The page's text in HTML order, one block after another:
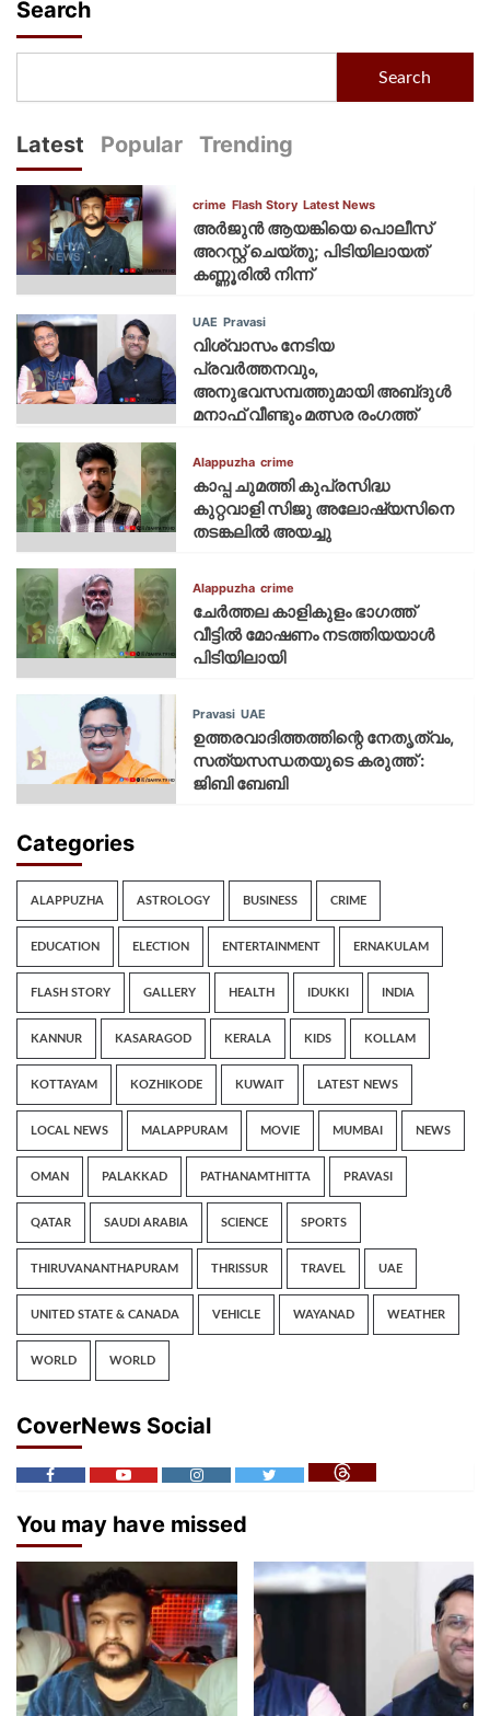
Search
Search
Latest Popular Trending
crime Flash Story Latest News
അർജുൻ ആയങ്കിയെ പൊലീസ്
അറസ്റ്റ് ചെയ്‌തു; പിടിയിലായത്
കണ്ണൂരിൽ നിന്ന്
UAE Pravasi
വിശ്വാസം നേടിയ
പ്രവർത്തനവും,
അനുഭവസമ്പത്തുമായി അബ്‌ദുൾ
മനാഫ് വീണ്ടും മത്സര രംഗത്ത്
Alappuzha crime
കാപ്പ ചുമത്തി കുപ്രസിദ്ധ
കുറ്റവാളി സിജു അലോഷ്യസിനെ
തടങ്കലിൽ അയച്ചു
Alappuzha crime
ചേർത്തല കാളികുളം ഭാഗത്ത്
വീട്ടിൽ മോഷണം നടത്തിയയാൾ
പിടിയിലായി
Pravasi UAE
ഉത്തരവാദിത്തത്തിന്റെ നേതൃത്വം,
സത്യസന്ധതയുടെ കരുത്ത് :
ജിബി ബേബി
Categories
ALAPPUZHA ASTROLOGY BUSINESS CRIME
EDUCATION ELECTION ENTERTAINMENT ERNAKULAM
FLASH STORY GALLERY HEALTH IDUKKI INDIA
KANNUR KASARAGOD KERALA KIDS KOLLAM
KOTTAYAM KOZHIKODE KUWAIT LATEST NEWS
LOCAL NEWS MALAPPURAM MOVIE MUMBAI NEWS
OMAN PALAKKAD PATHANAMTHITTA PRAVASI
QATAR SAUDI ARABIA SCIENCE SPORTS
THIRUVANANTHAPURAM THRISSUR TRAVEL UAE
UNITED STATE & CANADA VEHICLE WAYANAD WEATHER
WORLD WORLD
CoverNews Social
You may have missed